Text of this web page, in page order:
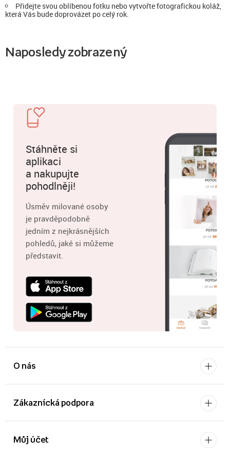
Přidejte svou oblíbenou fotku nebo vytvořte fotografickou koláž,
která Vás bude doprovázet po celý rok.
Naposledy zobrazený
Stáhněte si
aplikaci
a nakupujte
pohodlněji!
Úsměv milované osoby
je pravděpodobně
jedním z nejkrásnějších
pohledů, jaké si můžeme
představit.
O nás
Zákaznícká podpora
Můj účet